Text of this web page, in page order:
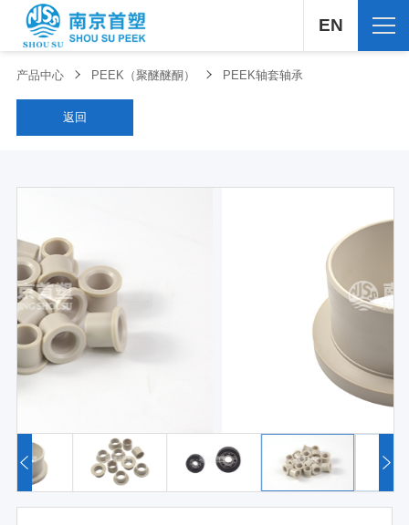
EN
产品中心 PEEK（聚醚醚酮） PEEK轴套轴承
返回